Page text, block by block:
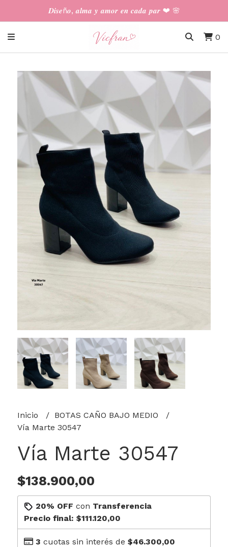
𝑫𝒊𝒔𝒆ñ𝒐, 𝒂𝒍𝒎𝒂 𝒚 𝒂𝒎𝒐𝒓 𝒆𝒏 𝒄𝒂𝒅𝒂 𝒑𝒂𝒓 ❤︎ 🌸
0
Inicio
BOTAS CAÑO BAJO MEDIO
Vía Marte 30547
Vía Marte 30547
$138.900,00
20% OFF con Transferencia
Precio final: $111.120,00
3 cuotas sin interés de $46.300,00